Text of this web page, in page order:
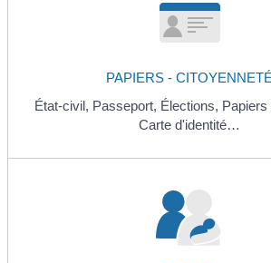
PAPIERS - CITOYENNETÉ
État-civil, Passeport, Élections, Papiers
Carte d'identité…